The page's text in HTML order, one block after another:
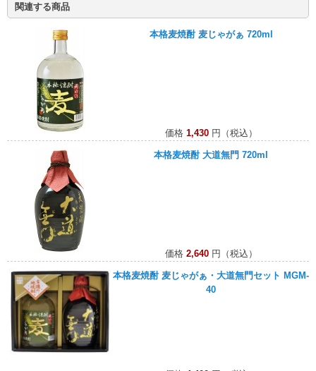
関連する商品
本格麦焼酎 麦じゃがぁ 720ml
価格 1,430円（税込）
本格麦焼酎 大道無門 720ml
価格 2,640円（税込）
本格麦焼酎 麦じゃがぁ・大道無門セット MGM-
40